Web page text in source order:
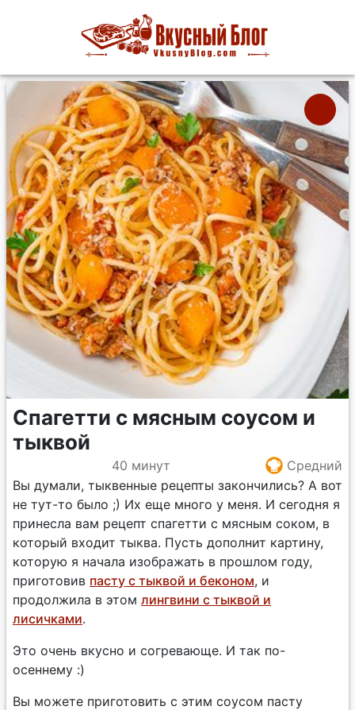
Спагетти с мясным соусом и
тыквой
40 минут
Средний
Вы думали, тыквенные рецепты закончились? А вот
не тут-то было ;) Их еще много у меня. И сегодня я
принесла вам рецепт спагетти с мясным соком, в
который входит тыква. Пусть дополнит картину,
которую я начала изображать в прошлом году,
приготовив пасту с тыквой и беконом, и
продолжила в этом лингвини с тыквой и
лисичками.
Это очень вкусно и согревающе. И так по-
осеннему :)
Вы можете приготовить с этим соусом пасту